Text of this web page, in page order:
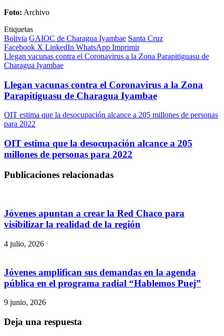
Foto: Archivo
Etiquetas
Bolivia GAIOC de Charagua Iyambae Santa Cruz
Facebook X LinkedIn WhatsApp Imprimir
Llegan vacunas contra el Coronavirus a la Zona Parapitiguasu de
Charagua Iyambae
Llegan vacunas contra el Coronavirus a la Zona
Parapitiguasu de Charagua Iyambae
OIT estima que la desocupación alcance a 205 millones de personas
para 2022
OIT estima que la desocupación alcance a 205
millones de personas para 2022
Publicaciones relacionadas
Jóvenes apuntan a crear la Red Chaco para
visibilizar la realidad de la región
4 julio, 2026
Jóvenes amplifican sus demandas en la agenda
pública en el programa radial “Hablemos Puej”
9 junio, 2026
Deja una respuesta